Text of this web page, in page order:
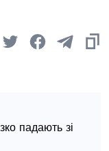
падають зі